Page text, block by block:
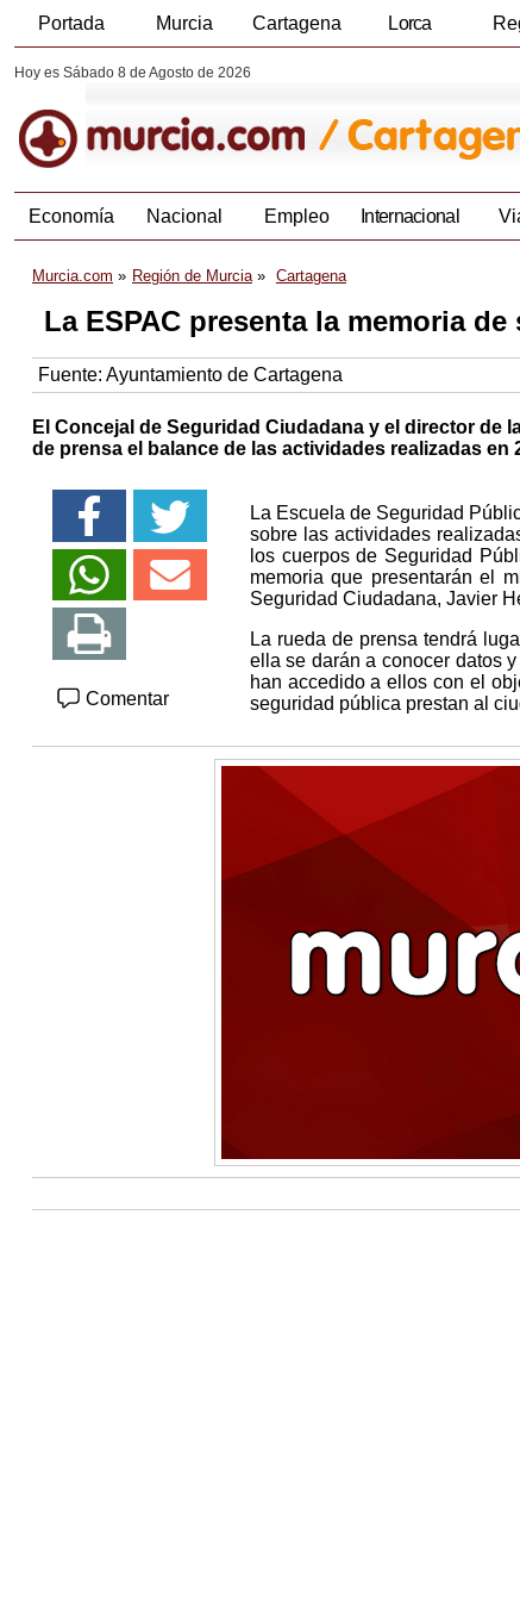
Portada Murcia Cartagena Lorca
Hoy es Sábado 8 de Agosto de 2026
Economía Nacional Empleo Internacional
Murcia.com Región de Murcia Cartagena
La ESPAC presenta la memoria
Fuente: Ayuntamiento de Cartagena
El Concejal de Seguridad Ciudadana y el director de
de prensa el balance de las actividades realizadas en
Comentar
La Escuela de Seguridad
sobre las actividades
los cuerpos de Seguridad
memoria que presentarán el
Seguridad Ciudadana, Javier
La rueda de prensa tendrá
ella se darán a conocer datos
han accedido a ellos con el
seguridad pública prestan al